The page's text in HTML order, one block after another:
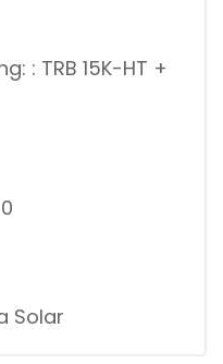
: TRB 15K-HT +
Solar